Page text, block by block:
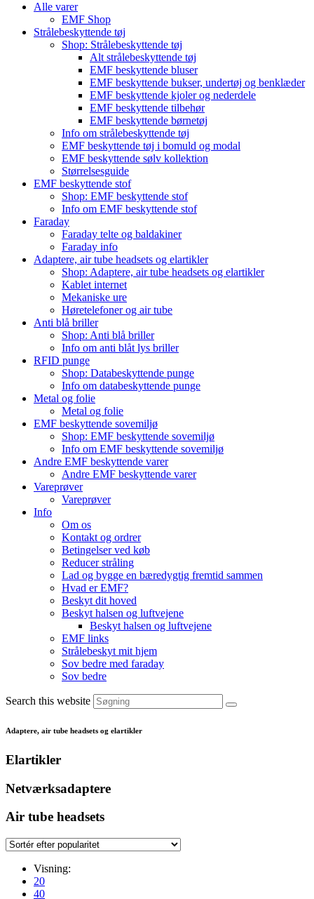
Alle varer
EMF Shop
Strålebeskyttende tøj
Shop: Strålebeskyttende tøj
Alt strålebeskyttende tøj
EMF beskyttende bluser
EMF beskyttende bukser, undertøj og benklæder
EMF beskyttende kjoler og nederdele
EMF beskyttende tilbehør
EMF beskyttende børnetøj
Info om strålebeskyttende tøj
EMF beskyttende tøj i bomuld og modal
EMF beskyttende sølv kollektion
Størrelsesguide
EMF beskyttende stof
Shop: EMF beskyttende stof
Info om EMF beskyttende stof
Faraday
Faraday telte og baldakiner
Faraday info
Adaptere, air tube headsets og elartikler
Shop: Adaptere, air tube headsets og elartikler
Kablet internet
Mekaniske ure
Høretelefoner og air tube
Anti blå briller
Shop: Anti blå briller
Info om anti blåt lys briller
RFID punge
Shop: Databeskyttende punge
Info om databeskyttende punge
Metal og folie
Metal og folie
EMF beskyttende sovemiljø
Shop: EMF beskyttende sovemiljø
Info om EMF beskyttende sovemiljø
Andre EMF beskyttende varer
Andre EMF beskyttende varer
Vareprøver
Vareprøver
Info
Om os
Kontakt og ordrer
Betingelser ved køb
Reducer stråling
Lad og bygge en bæredygtig fremtid sammen
Hvad er EMF?
Beskyt dit hoved
Beskyt halsen og luftvejene
Beskyt halsen og luftvejene
EMF links
Strålebeskyt mit hjem
Sov bedre med faraday
Sov bedre
Search this website
Adaptere, air tube headsets og elartikler
Elartikler
Netværksadaptere
Air tube headsets
Visning:
20
40